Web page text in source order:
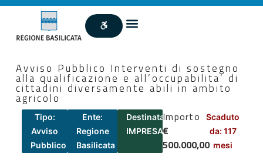
Avviso Pubblico Interventi di sostegno
alla qualificazione e all’occupabilita’ di
cittadini diversamente abili in ambito
agricolo
Tipo:
Avviso
Pubblico
Ente:
Regione
Basilicata
Destinatari:
IMPRESA
Importo
€
500.000,00
Scaduto
da: 117
mesi